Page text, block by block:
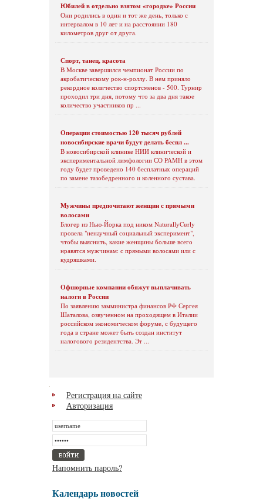
Юбилей в отдельно взятом «городке» России
Они родились в один и тот же день, только с
интервалом в 10 лет и на расстоянии 180
километров друг от друга.
Спорт, танец, красота
В Москве завершился чемпионат России по
акробатическому рок-н-роллу. В нем приняло
рекордное количество спортсменов - 500. Турнир
проходил три дня, потому что за два дня такое
количество участников пр ...
Операции стоимостью 120 тысяч рублей
новосибирские врачи будут делать беспл ...
В новосибирской клинике НИИ клинической и
экспериментальной лимфологии СО РАМН в этом
году будет проведено 140 бесплатных операций
по замене тазобедренного и коленного сустава.
Мужчины предпочитают женщин с прямыми
волосами
Блогер из Нью-Йорка под ником NaturallyCurly
провела "ненаучный социальный эксперимент",
чтобы выяснить, какие женщины больше всего
нравятся мужчинам: с прямыми волосами или с
кудряшками.
Офшорные компании обяжут выплачивать
налоги в России
По заявлению замминистра финансов РФ Сергея
Шаталова, озвученном на проходящем в Италии
российском экономическом форуме, с будущего
года в стране может быть создан институт
налогового резидентства. Эт ...
Регистрация на сайте
Авторизация
Напомнить пароль?
Календарь новостей